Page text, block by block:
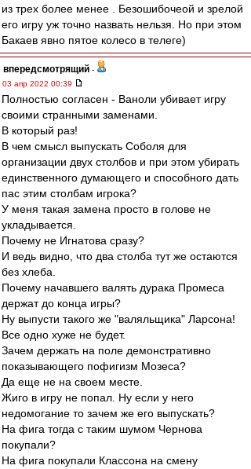
из трех более менее . Безошибочеой и зрелой
его игру уж точно назвать нельзя. Но при этом
Бакаев явно пятое колесо в телеге)
впередсмотрящий -
03 апр 2022 00:39
Полностью согласен - Ваноли убивает игру
своими странными заменами.
В который раз!
В чем смысл выпускать Соболя для
организации двух столбов и при этом убирать
единственного думающего и способного дать
пас этим столбам игрока?
У меня такая замена просто в голове не
укладывается.
Почему не Игнатова сразу?
И ведь видно, что два столба тут же остаются
без хлеба.
Почему начавшего валять дурака Промеса
держат до конца игры?
Ну выпусти такого же "валяльщика" Ларсона!
Все одно хуже не будет.
Зачем держать на поле демонстративно
показывающего пофигизм Мозеса?
Да еще не на своем месте.
Жиго в игру не попал. Ну если у него
недомогание то зачем же его выпускать?
На фига тогда с таким шумом Чернова
покупали?
На фига покупали Классона на смену